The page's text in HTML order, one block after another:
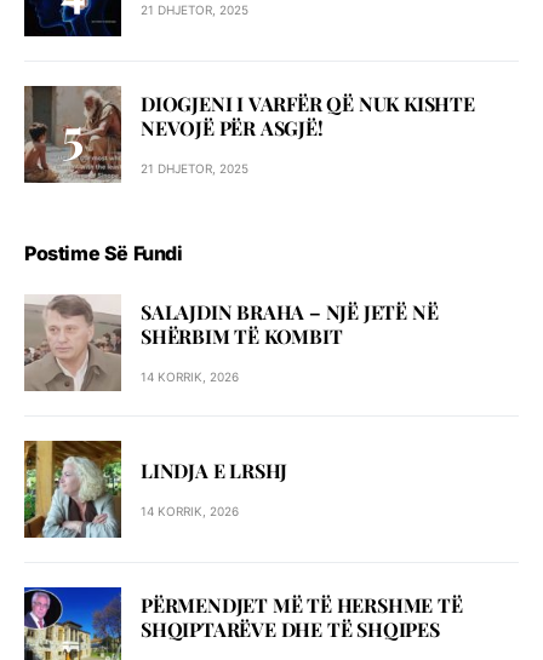
21 DHJETOR, 2025
DIOGJENI I VARFËR QË NUK KISHTE
NEVOJË PËR ASGJË!
21 DHJETOR, 2025
Postime Së Fundi
SALAJDIN BRAHA – NJЁ JETЁ NЁ
SHЁRBIM TЁ KOMBIT
14 KORRIK, 2026
LINDJA E LRSHJ
14 KORRIK, 2026
PËRMENDJET MË TË HERSHME TË
SHQIPTARËVE DHE TË SHQIPES